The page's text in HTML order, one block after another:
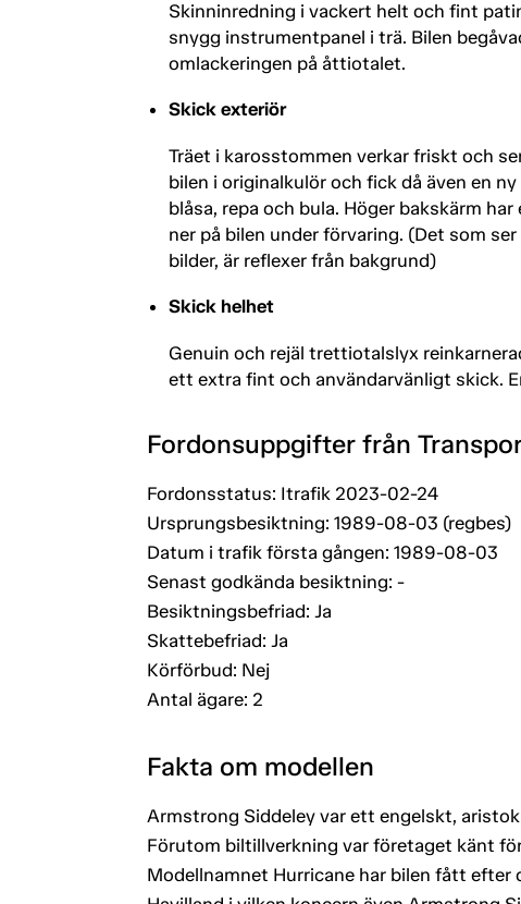
Skinninredning i vackert helt och fint
snygg instrumentpanel i trä. Bilen
omlackeringen på åttiotalet.
Skick exteriör
Träet i karosstommen verkar friskt och
bilen i originalkulör och fick då även en
blåsa, repa och bula. Höger bakskärm
ner på bilen under förvaring. (Det som
bilder, är reflexer från bakgrund)
Skick helhet
Genuin och rejäl trettiotalslyx
ett extra fint och användarvänligt skick.
Fordonsuppgifter från
Fordonsstatus: Itrafik 2023-02-24
Ursprungsbesiktning: 1989-08-03 (regbes)
Datum i trafik första gången: 1989-08-03
Senast godkända besiktning: -
Besiktningsbefriad: Ja
Skattebefriad: Ja
Körförbud: Nej
Antal ägare: 2
Fakta om modellen
Armstrong Siddeley var ett engelskt,
Förutom biltillverkning var företaget känt
Modellnamnet Hurricane har bilen fått